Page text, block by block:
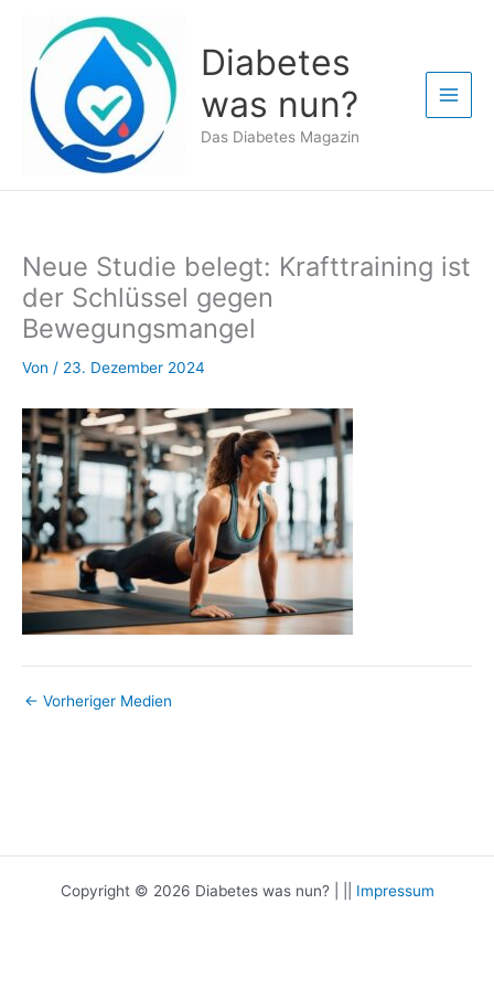
springen
Diabetes
was nun?
Das Diabetes Magazin
Neue Studie belegt: Krafttraining ist
der Schlüssel gegen
Bewegungsmangel
Von / 23. Dezember 2024
← Vorheriger Medien
Copyright © 2026 Diabetes was nun? | || Impressum